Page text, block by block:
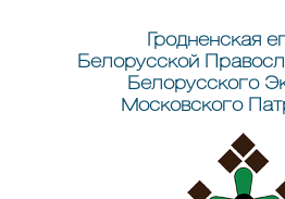
Гродненская
Белорусской
Белорусского
Московского